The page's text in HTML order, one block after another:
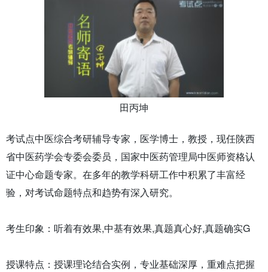
田丙坤
考试点中医综合考研辅导专家，医学博士，教授，现任陕西
省中医药学会专委会委员，国家中医药管理局中医师资格认
证中心命题专家。在多年的教学科研工作中积累了丰富经
验，对考试命题特点和趋势有深入研究。
考生印象：听着有效果,中基有效果,真题真心好,真题确实G
授课特点：授课理论结合实例，专业基础深厚，重难点把握